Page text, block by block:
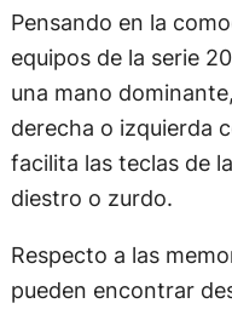
Pensando en la
equipos de la serie
una mano
derecha o izquierda
facilita las teclas de
diestro o zurdo.
Respecto a las
pueden encontrar